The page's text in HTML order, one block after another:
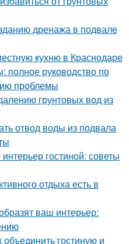
дренажа в подвале
кухню в Краснодаре
полное руководство по
проблемы
грунтовых вод из
отвод воды из подвала
гостиной: советы
отдыха есть в
ваш интерьер:
гостиную и